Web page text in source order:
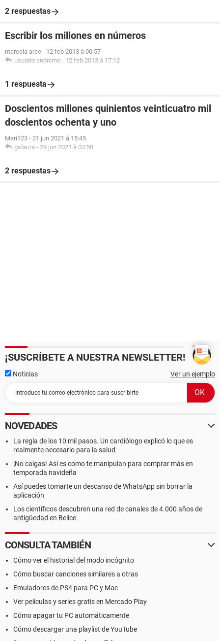
2 respuestas
Escribir los millones en números
marcela arce - 12 feb 2013 à 00:57
usuario anónimo - 12 feb 2013 à 17:12
1 respuesta
Doscientos millones quinientos veinticuatro mil
doscientos ochenta y uno
Mari123 - 21 jun 2021 à 15:45
gslaura - 29 jun 2021 à 03:50
2 respuestas
¡SUSCRÍBETE A NUESTRA NEWSLETTER!
Noticias Ver un ejemplo
NOVEDADES
La regla de los 10 mil pasos. Un cardiólogo explicó lo que es
realmente necesario para la salud
¡No caigas! Así es como te manipulan para comprar más en
temporada navideña
Así puedes tomarte un descanso de WhatsApp sin borrar la
aplicación
Los científicos descubren una red de canales de 4.000 años de
antigüedad en Belice
CONSULTA TAMBIÉN
Cómo ver el historial del modo incógnito
Cómo buscar canciones similares a otras
Emuladores de PS4 para PC y Mac
Ver películas y series gratis en Mercado Play
Cómo apagar tu PC automáticamente
Cómo descargar una playlist de YouTube